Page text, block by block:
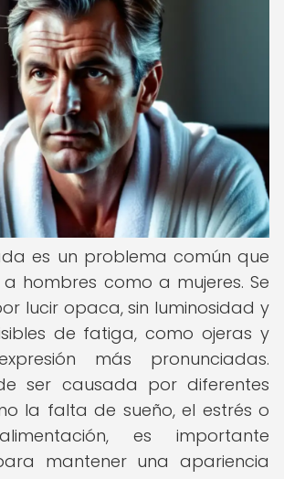
es un problema común que
hombres como a mujeres. Se
lucir opaca, sin luminosidad y
de fatiga, como ojeras y
más pronunciadas.
ser causada por diferentes
la falta de sueño, el estrés o
es importante
mantener una apariencia